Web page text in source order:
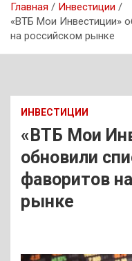
Главная
Инвестиции
«ВТБ Мои Инвестиции»
на российском рынке
ИНВЕСТИЦИИ
«ВТБ Мои
обновили
фаворитов
рынке